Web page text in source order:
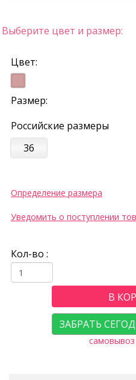
Выберите цвет и размер:
Цвет:
Размер:
Российские размеры
36
Определение размера
Уведомить о поступлении
Кол-во :
В
ЗАБРАТЬ